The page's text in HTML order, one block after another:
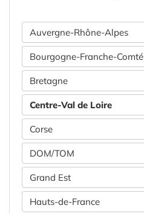
Auvergne-Rhône-Alpes
Bourgogne-Franche-Comté
Bretagne
Centre-Val de Loire
Corse
DOM/TOM
Grand Est
Hauts-de-France